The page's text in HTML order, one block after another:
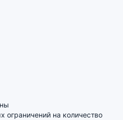
ограничений на количество